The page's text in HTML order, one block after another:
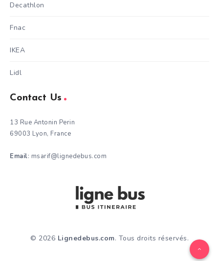
Decathlon
Fnac
IKEA
Lidl
Contact Us
13 Rue Antonin Perin
69003 Lyon, France
Email: msarif@lignedebus.com
© 2026 Lignedebus.com. Tous droits réservés.